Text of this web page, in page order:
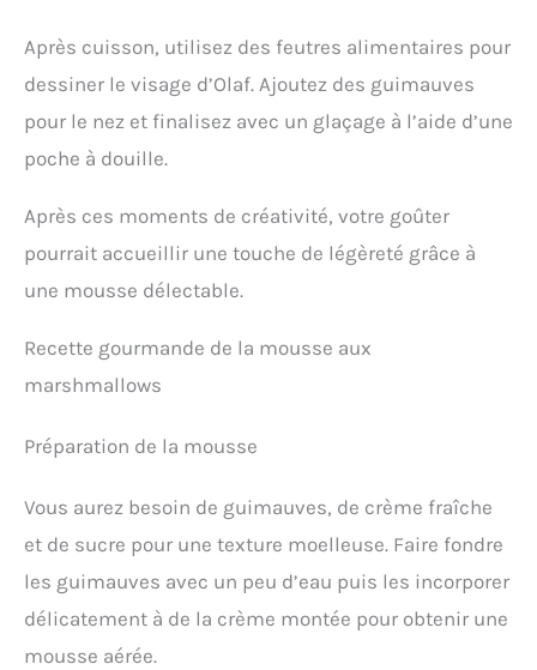
Après cuisson, utilisez des feutres alimentaires pour
dessiner le visage d’Olaf. Ajoutez des guimauves
pour le nez et finalisez avec un glaçage à l’aide d’une
poche à douille.
Après ces moments de créativité, votre goûter
pourrait accueillir une touche de légèreté grâce à
une mousse délectable.
Recette gourmande de la mousse aux
marshmallows
Préparation de la mousse
Vous aurez besoin de guimauves, de crème fraîche
et de sucre pour une texture moelleuse. Faire fondre
les guimauves avec un peu d’eau puis les incorporer
délicatement à de la crème montée pour obtenir une
mousse aérée.